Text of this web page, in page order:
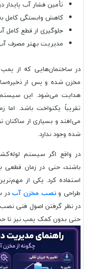
تأمین فشار آب پایدار
کاهش وابستگی کامل
جلوگیری از قطع کامل
مدیریت بهتر مصرف
در ساختمان‌هایی که از پمپ
مخزن شده و پس از
هدایت می‌شود. این
تقریباً یکنواخت باشد.
می‌افتد و بسیاری از ساکنان
شده وجود ندارد.
در واقع اگر سیستم
باشند، حتی در زمان قطعی
استفاده کرد. یکی از
طراحی ونصب مخزن آبدر
در نظر گرفتن اصول فنی
حتی بدون کمک پمپ نیز تا